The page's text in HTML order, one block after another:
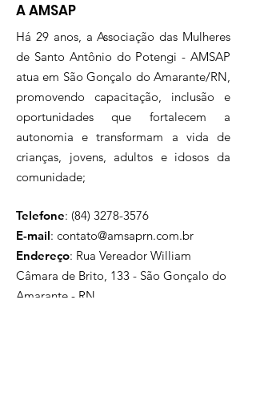
A AMSAP
Há 29 anos, a Associação das Mulheres
de Santo Antônio do Potengi - AMSAP
atua em São Gonçalo do Amarante/RN,
promovendo capacitação, inclusão e
oportunidades que fortalecem a
autonomia e transformam a vida de
crianças, jovens, adultos e idosos da
comunidade;
Telefone: (84) 3278-3576
E-mail: contato@amsaprn.com.br
Endereço: Rua Vereador William
Câmara de Brito, 133 - São Gonçalo do
Amarante - RN